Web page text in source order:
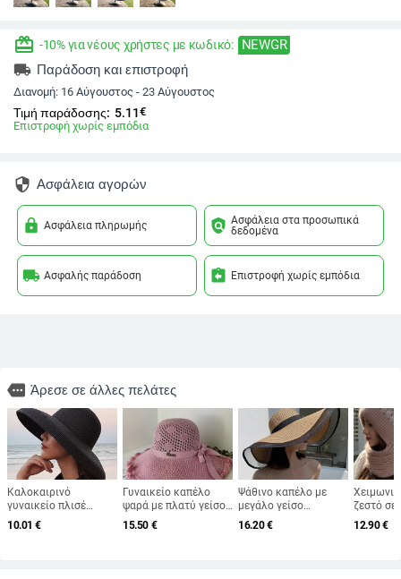
redeem -10% για νέους χρήστες με κωδικό: NEWGR
local_shipping Παράδοση και επιστροφή
Διανομή: 16 Αύγουστος - 23 Αύγουστος
Τιμή παράδοσης: 5.11€
Επιστροφή χωρίς εμπόδια
security Ασφάλεια αγορών
lock Ασφάλεια πληρωμής policy Ασφάλεια στα προσωπικά
δεδομένα
local_shipping Ασφαλής παράδοση assignment_return Επιστροφή χωρίς εμπόδια
more Άρεσε σε άλλες πελάτες
Καλοκαιρινό
γυναικείο πλισέ
ψάθινο καπέλο
Γυναικείο καπέλο για
10.01 €
Γυναικείο καπέλο
ψαρά με πλατύ γείσο,
καπέλο ηλίου, πλεκτό
καπέλο ηλίου, καπέλο
15.50 €
Ψάθινο καπέλο με
μεγάλο γείσο
ιδιοσυγκρασία
Organza Fisherman
16.20€
ζεστό
καπέλο
κασκόλ
12.90€